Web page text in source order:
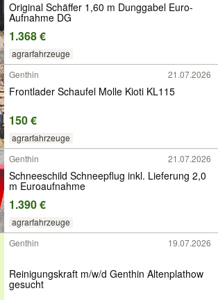
Original Schäffer 1,60 m Dunggabel Euro-
Aufnahme DG
1.368 €
agrarfahrzeuge
Genthin
21.07.2026
Frontlader Schaufel Molle Kioti KL115
150 €
agrarfahrzeuge
Genthin
21.07.2026
Schneeschild Schneepflug inkl. Lieferung 2,0
m Euroaufnahme
1.390 €
agrarfahrzeuge
Genthin
19.07.2026
Reinigungskraft m/w/d Genthin Altenplathow
gesucht